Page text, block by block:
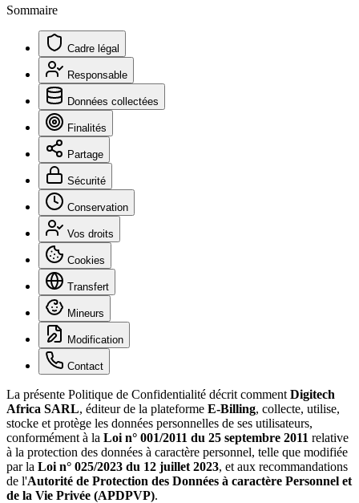
Sommaire
Cadre légal
Responsable
Données collectées
Finalités
Partage
Sécurité
Conservation
Vos droits
Cookies
Transfert
Mineurs
Modification
Contact
La présente Politique de Confidentialité décrit comment Digitech
Africa SARL, éditeur de la plateforme E-Billing, collecte, utilise,
stocke et protège les données personnelles de ses utilisateurs,
conformément à la Loi n° 001/2011 du 25 septembre 2011 relative
à la protection des données à caractère personnel, telle que modifiée
par la Loi n° 025/2023 du 12 juillet 2023, et aux recommandations
de l'Autorité de Protection des Données à caractère Personnel et
de la Vie Privée (APDPVP).